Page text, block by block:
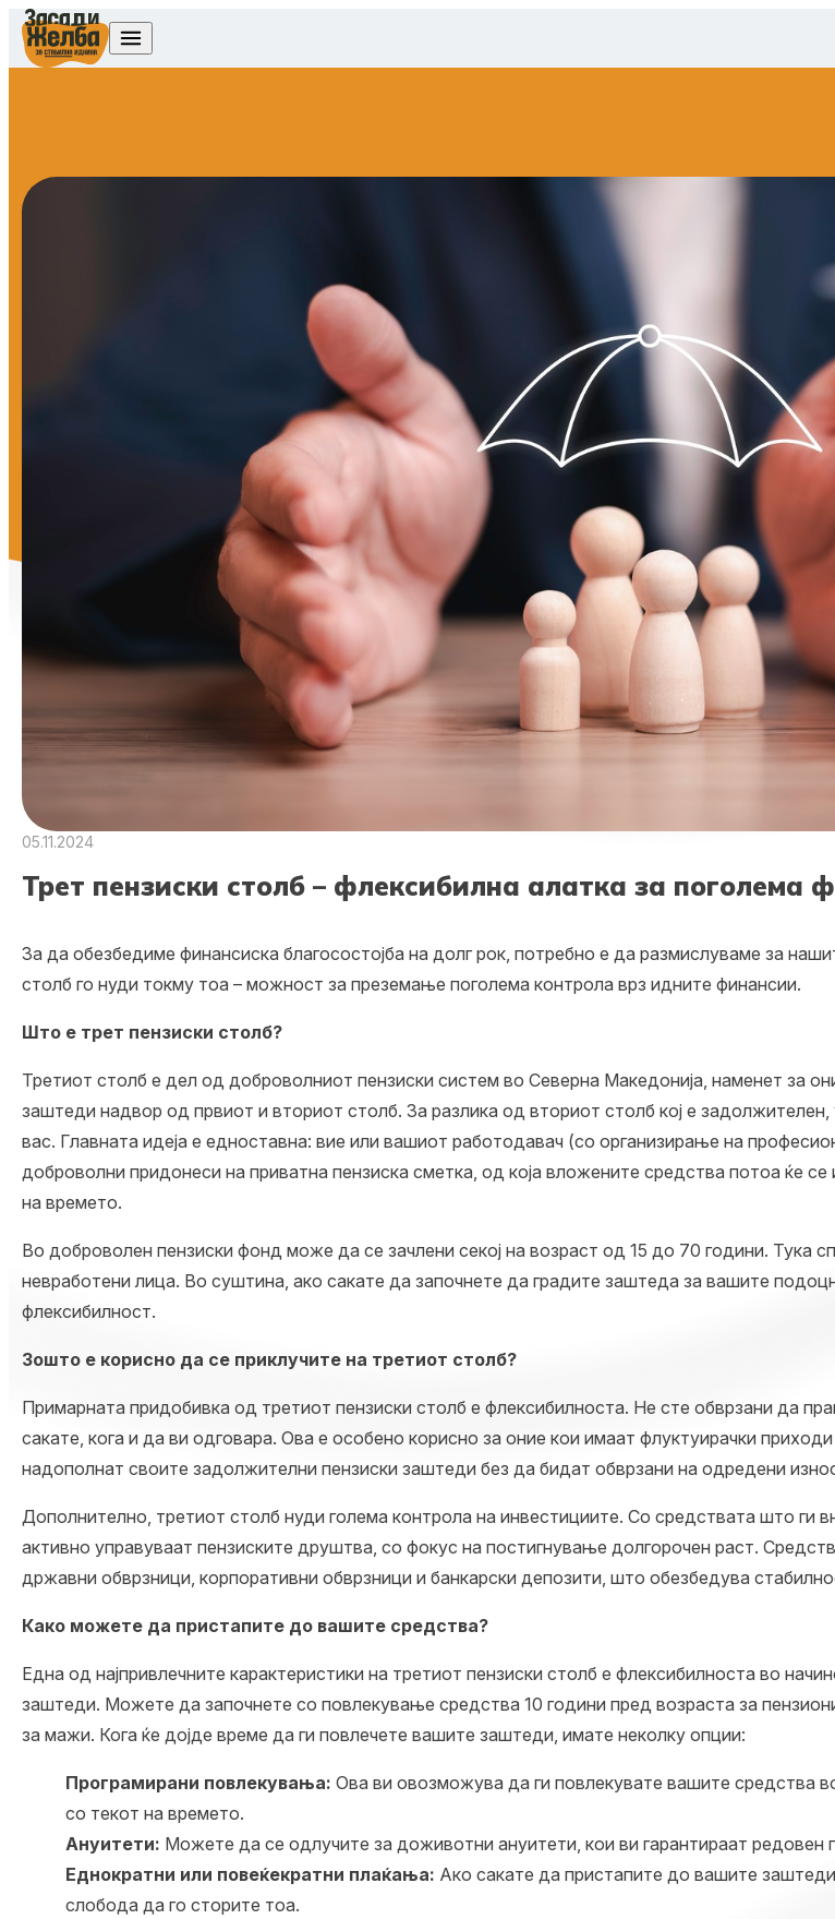
Skip to content
05.11.2024
Трет пензиски столб – флексибилна алатка за поголема
За да обезбедиме финансиска благосостојба на долг рок, потребно е да размислуваме за
столб го нуди токму тоа – можност за преземање поголема контрола врз идните финансии.
Што е трет пензиски столб?
Третиот столб е дел од доброволниот пензиски систем во Северна Македонија, наменет за
заштеди надвор од првиот и вториот столб. За разлика од вториот столб кој е
вас. Главната идеја е едноставна: вие или вашиот работодавач (со организирање на
доброволни придонеси на приватна пензиска сметка, од која вложените средства потоа ќе
на времето.
Во доброволен пензиски фонд може да се зачлени секој на возраст од 15 до 70 години. Тука
невработени лица. Во суштина, ако сакате да започнете да градите заштеда за вашите
флексибилност.
Зошто е корисно да се приклучите на третиот столб?
Примарната придобивка од третиот пензиски столб е флексибилноста. Не сте обврзани да
сакате, кога и да ви одговара. Ова е особено корисно за оние кои имаат флуктуирачки
надополнат своите задолжителни пензиски заштеди без да бидат обврзани на одредени
Дополнително, третиот столб нуди голема контрола на инвестициите. Со средствата што ги
активно управуваат пензиските друштва, со фокус на постигнување долгорочен раст.
државни обврзници, корпоративни обврзници и банкарски депозити, што обезбедува
Како можете да пристапите до вашите средства?
Една од најпривлечните карактеристики на третиот пензиски столб е флексибилноста во
заштеди. Можете да започнете со повлекување средства 10 години пред возраста за
за мажи. Кога ќе дојде време да ги повлечете вашите заштеди, имате неколку опции:
Програмирани повлекувања: Ова ви овозможува да ги повлекувате вашите средства
со текот на времето.
Ануитети: Можете да се одлучите за доживотни ануитети, кои ви гарантираат редовен
Еднократни или повеќекратни плаќања: Ако сакате да пристапите до вашите
слобода да го сторите тоа.